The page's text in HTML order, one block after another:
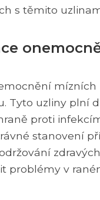
s těmito
Tyto uzliny plní
proti
stanovení
problémy v